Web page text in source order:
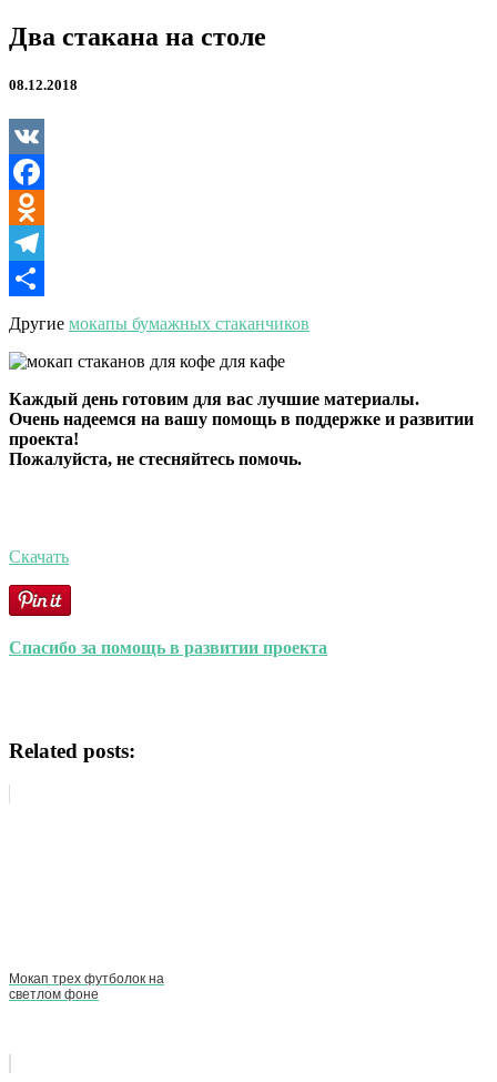
Два
стакана
столе
Два стакана на столе
08.12.2018
VK
Facebook
Odnoklassniki
Telegram
Отправить
Другие мокапы бумажных стаканчиков
Каждый день готовим для вас лучшие материалы.
Очень надеемся на вашу помощь в поддержке и развитии
проекта!
Пожалуйста, не стесняйтесь помочь.
Скачать
Спасибо за помощь в развитии проекта
Related posts:
Мокап трех футболок на
светлом фоне